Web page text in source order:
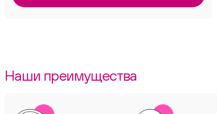
Наши преимущества